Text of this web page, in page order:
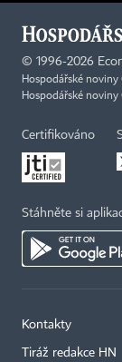
© 1996-2026
Hospodářské
Hospodářské
Certifikováno
Stáhněte si
Kontakty
Tiráž redakce HN